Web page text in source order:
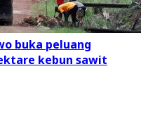
buka peluang
kebun sawit